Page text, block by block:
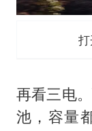
再看三电
池，容量